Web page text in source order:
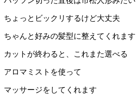
ちょっとビックリするけど大丈夫
ちゃんと好みの髪型に整えてくれます
カットが終わると、これまた選べる
アロマミストを使って
マッサージをしてくれます